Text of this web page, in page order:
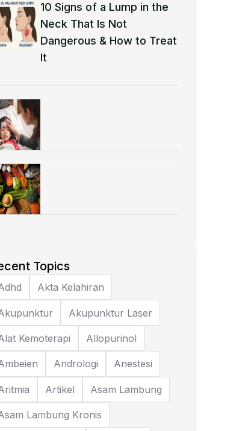
10 Signs of a Lump in the
Neck That Is Not
Dangerous & How to Treat
It
Topics
Akta Kelahiran
Akupunktur Laser
Kemoterapi Allopurinol
Andrologi Anestesi
Artikel Asam Lambung
Lambung Kronis